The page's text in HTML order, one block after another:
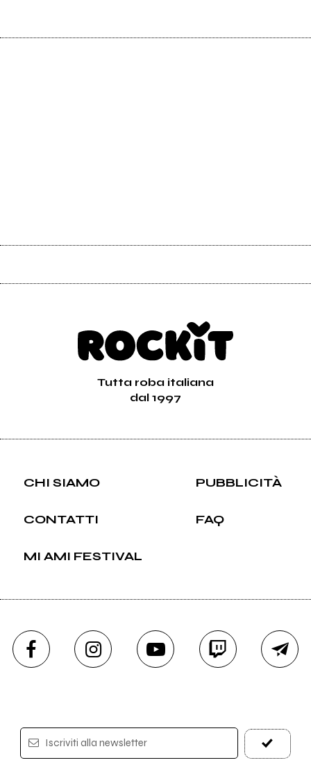
Tutta roba italiana
dal 1997
CHI SIAMO PUBBLICITÀ
CONTATTI FAQ
MI AMI FESTIVAL
Iscriviti alla newsletter